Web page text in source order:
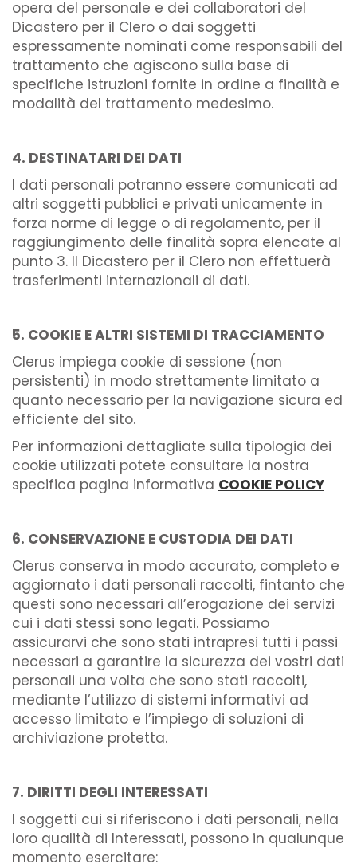
opera del personale e dei collaboratori del
Dicastero per il Clero o dai soggetti
espressamente nominati come responsabili del
trattamento che agiscono sulla base di
specifiche istruzioni fornite in ordine a finalità e
modalità del trattamento medesimo.
4. DESTINATARI DEI DATI
I dati personali potranno essere comunicati ad
altri soggetti pubblici e privati unicamente in
forza norme di legge o di regolamento, per il
raggiungimento delle finalità sopra elencate al
punto 3. Il Dicastero per il Clero non effettuerà
trasferimenti internazionali di dati.
5. COOKIE E ALTRI SISTEMI DI TRACCIAMENTO
Clerus impiega cookie di sessione (non
persistenti) in modo strettamente limitato a
quanto necessario per la navigazione sicura ed
efficiente del sito.
Per informazioni dettagliate sulla tipologia dei
cookie utilizzati potete consultare la nostra
specifica pagina informativa COOKIE POLICY
6. CONSERVAZIONE E CUSTODIA DEI DATI
Clerus conserva in modo accurato, completo e
aggiornato i dati personali raccolti, fintanto che
questi sono necessari all’erogazione dei servizi
cui i dati stessi sono legati. Possiamo
assicurarvi che sono stati intrapresi tutti i passi
necessari a garantire la sicurezza dei vostri dati
personali una volta che sono stati raccolti,
mediante l’utilizzo di sistemi informativi ad
accesso limitato e l’impiego di soluzioni di
archiviazione protetta.
7. DIRITTI DEGLI INTERESSATI
I soggetti cui si riferiscono i dati personali, nella
loro qualità di Interessati, possono in qualunque
momento esercitare: